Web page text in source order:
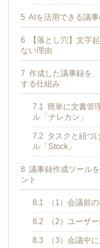
5 AIを活用できる議
6
【落とし穴】文字
ない理由
7 作成した議事録を
する仕組み
7.1 簡単に文書管
ル「ナレカン」
7.2
タスクと紐づ
ル「Stock」
8 議事録作成ツール
ント
8.1 （1）会議前
8.2 （2）ユーザ
8.3 （3）会議中